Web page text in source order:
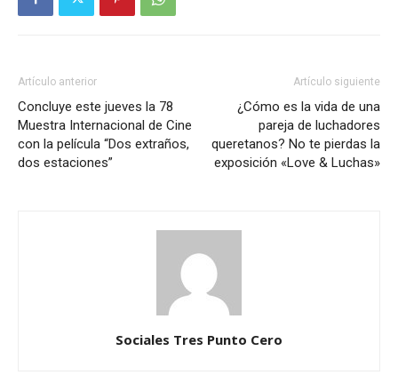
Artículo anterior
Concluye este jueves la 78
Muestra Internacional de Cine
con la película “Dos extraños,
dos estaciones”
Artículo siguiente
¿Cómo es la vida de una
pareja de luchadores
queretanos? No te pierdas la
exposición «Love & Luchas»
Sociales Tres Punto Cero